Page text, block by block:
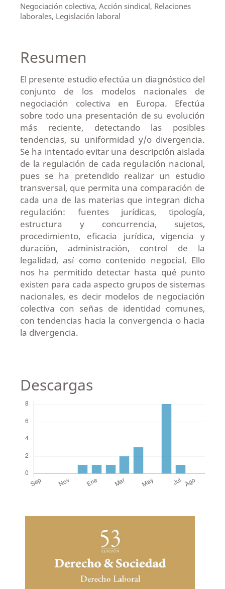
Negociación colectiva, Acción sindical, Relaciones
laborales, Legislación laboral
Resumen
El presente estudio efectúa un diagnóstico del
conjunto de los modelos nacionales de
negociación colectiva en Europa. Efectúa
sobre todo una presentación de su evolución
más reciente, detectando las posibles
tendencias, su uniformidad y/o divergencia.
Se ha intentado evitar una descripción aislada
de la regulación de cada regulación nacional,
pues se ha pretendido realizar un estudio
transversal, que permita una comparación de
cada una de las materias que integran dicha
regulación: fuentes jurídicas, tipología,
estructura y concurrencia, sujetos,
procedimiento, eficacia jurídica, vigencia y
duración, administración, control de la
legalidad, así como contenido negocial. Ello
nos ha permitido detectar hasta qué punto
existen para cada aspecto grupos de sistemas
nacionales, es decir modelos de negociación
colectiva con señas de identidad comunes,
con tendencias hacia la convergencia o hacia
la divergencia.
Descargas